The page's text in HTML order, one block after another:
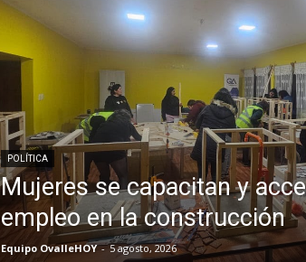
POLÍTICA
Mujeres se capacitan y
empleo en la construcción
Equipo OvalleHOY - 5 agosto, 2026